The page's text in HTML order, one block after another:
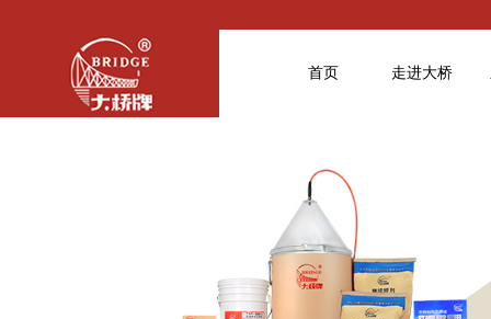
首页 走进大桥